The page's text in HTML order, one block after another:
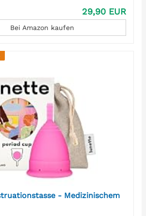
29,90 EUR
Bei Amazon kaufen
- Medizinischem